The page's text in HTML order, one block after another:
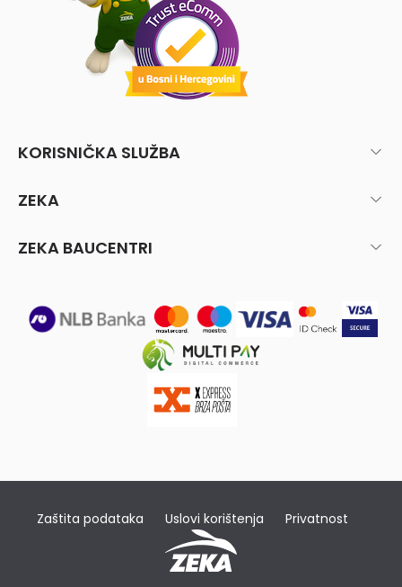
KORISNIČKA SLUŽBA
ZEKA
ZEKA BAUCENTRI
Zaštita podataka Uslovi korištenja Privatnost